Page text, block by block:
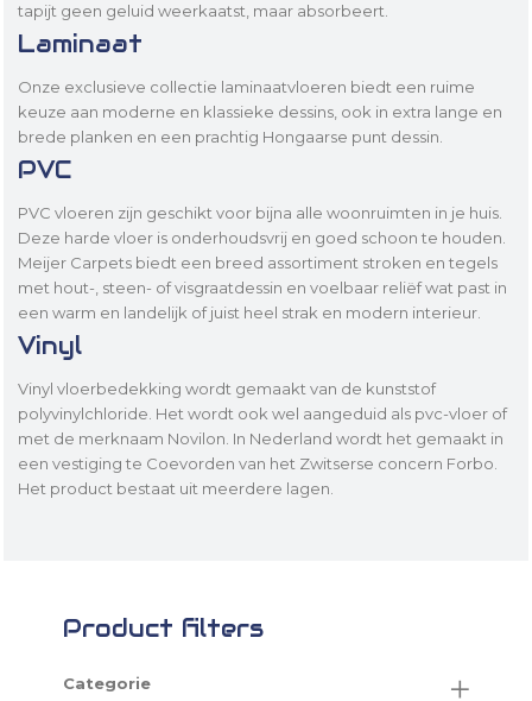
tapijt geen geluid weerkaatst, maar absorbeert.
Laminaat
Onze exclusieve collectie laminaatvloeren biedt een ruime
keuze aan moderne en klassieke dessins, ook in extra lange en
brede planken en een prachtig Hongaarse punt dessin.
PVC
PVC vloeren zijn geschikt voor bijna alle woonruimten in je huis.
Deze harde vloer is onderhoudsvrij en goed schoon te houden.
Meijer Carpets biedt een breed assortiment stroken en tegels
met hout-, steen- of visgraatdessin en voelbaar reliëf wat past in
een warm en landelijk of juist heel strak en modern interieur.
Vinyl
Vinyl vloerbedekking wordt gemaakt van de kunststof
polyvinylchloride. Het wordt ook wel aangeduid als pvc-vloer of
met de merknaam Novilon. In Nederland wordt het gemaakt in
een vestiging te Coevorden van het Zwitserse concern Forbo.
Het product bestaat uit meerdere lagen.
Product filters
Categorie